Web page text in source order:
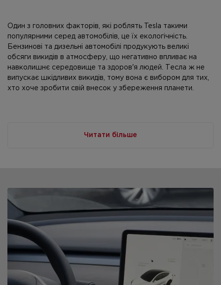
Один з головних факторів, які роблять Tesla такими
популярними серед автомобілів, це їх екологічність.
Бензинові та дизельні автомобілі продукують великі
обсяги викидів в атмосферу, що негативно впливає на
навколишнє середовище та здоров'я людей. Тесла ж не
випускає шкідливих викидів, тому вона є вибором для тих,
хто хоче зробити свій внесок у збереження планети.
прискорення. На відміну від бензинових автомобілів, Tesla
Бензинові та дизельні автомобілі продукують великі
обсяги викидів в атмосферу, що негативно впливає на
навколишнє середовище та здоров'я людей. Тесла ж не
випускає шкідливих викидів, тому вона є вибором для тих,
хто хоче зробити свій внесок у збереження планети.
Tesla відома своєю високою ефективністю та
продуктивністю. Безперечно, вони є одними з найкращих
автомобілів на ринку у термінах швидкості та
Читати більше